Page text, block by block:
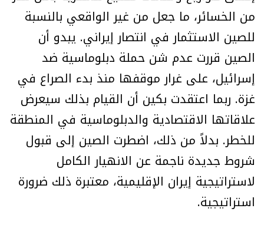
من الخسائر، ما جعل من غير الواقعي بالنسبة
للصين الاستثمار في انتصار إيراني. يبدو أن
الصين قررت عدم شن حملة دبلوماسية ضد
إسرائيل، على غرار موقفها منذ بدء الصراع في
غزة. ربما اعتقدت بكين أن القيام بذلك سيعرض
علاقاتها الاقتصادية والدبلوماسية في المنطقة
للخطر. بدلاً من ذلك، اضطرت الصين إلى قبول
شروط جديدة ناجمة عن الانهيار الكامل
لاستراتيجية إيران الإقليمية، معتبرة ذلك ضرورة
استراتيجية.